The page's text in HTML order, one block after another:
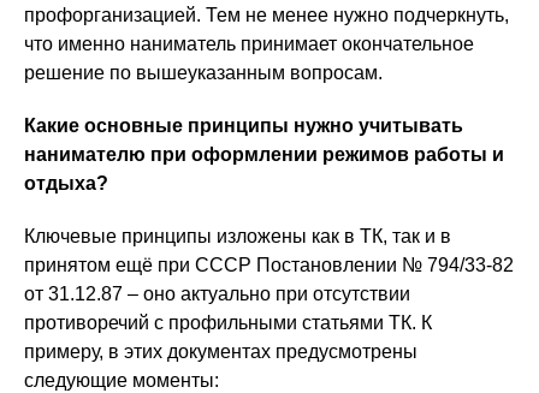
профорганизацией. Тем не менее нужно подчеркнуть,
что именно наниматель принимает окончательное
решение по вышеуказанным вопросам.
Какие основные принципы нужно учитывать
нанимателю при оформлении режимов работы и
отдыха?
Ключевые принципы изложены как в ТК, так и в
принятом ещё при СССР Постановлении № 794/33-82
от 31.12.87 – оно актуально при отсутствии
противоречий с профильными статьями ТК. К
примеру, в этих документах предусмотрены
следующие моменты: